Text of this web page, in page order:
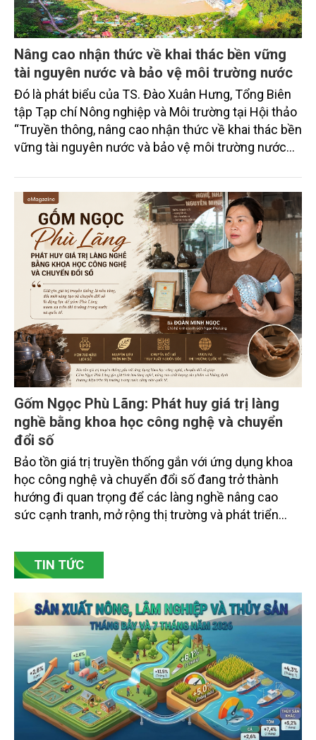
Nâng cao nhận thức về khai thác bền vững
tài nguyên nước và bảo vệ môi trường nước
Đó là phát biểu của TS. Đào Xuân Hưng, Tổng Biên
tập Tạp chí Nông nghiệp và Môi trường tại Hội thảo
“Truyền thông, nâng cao nhận thức về khai thác bền
vững tài nguyên nước và bảo vệ môi trường nước
trường phối hợp với Sở Nông nghiệp và Môi trường
tỉnh Lai Châu tổ chức ngày 10/7/2026. Hội thảo thu
hút sự tham gia của hơn 100 đại biểu là lãnh đạo
các đơn vị thuộc Bộ Nông nghiệp và Môi trường,
chuyên gia, nhà khoa học, Sở Nông nghiệp và Môi
trường tỉnh Lai Châu và đại diện các cơ quan đơn vị
doanh nghiệp ở các tỉnh miền núi phía Bắc.
Gốm Ngọc Phù Lãng: Phát huy giá trị làng
nghề bằng khoa học công nghệ và chuyển
đổi số
Bảo tồn giá trị truyền thống gắn với ứng dụng khoa
học công nghệ và chuyển đổi số đang trở thành
hướng đi quan trọng để các làng nghề nâng cao
sức cạnh tranh, mở rộng thị trường và phát triển
Bắc Ninh, nhiều nghệ nhân và cơ sở sản xuất đã
chủ động đổi mới tư duy, đầu tư công nghệ, xây
TIN TỨC